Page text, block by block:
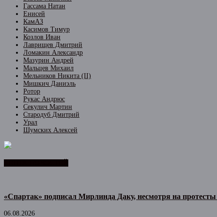
Гассама Натан
Енисей
КамАЗ
Касимов Тимур
Козлов Иван
Лаврищев Дмитрий
Ломакин Александр
Мазурин Андрей
Мальцев Михаил
Мельников Никита (II)
Мишкич Даниэль
Ротор
Рукас Андрюс
Секулич Мартин
Стародуб Дмитрий
Урал
Шумских Алексей
«Спартак» подписал Мирлинда Даку, несмотря на
06.08.2026